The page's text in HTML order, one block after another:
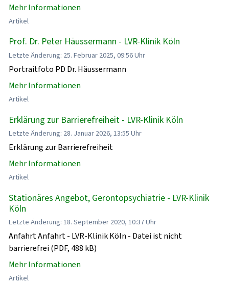
Mehr Informationen
Artikel
Prof. Dr. Peter Häussermann - LVR-Klinik Köln
Letzte Änderung: 25. Februar 2025, 09:56 Uhr
Portraitfoto PD Dr. Häussermann
Mehr Informationen
Artikel
Erklärung zur Barrierefreiheit - LVR-Klinik Köln
Letzte Änderung: 28. Januar 2026, 13:55 Uhr
Erklärung zur Barrierefreiheit
Mehr Informationen
Artikel
Stationäres Angebot, Gerontopsychiatrie - LVR-Klinik
Köln
Letzte Änderung: 18. September 2020, 10:37 Uhr
Anfahrt Anfahrt - LVR-Klinik Köln - Datei ist nicht
barrierefrei (PDF, 488 kB)
Mehr Informationen
Artikel